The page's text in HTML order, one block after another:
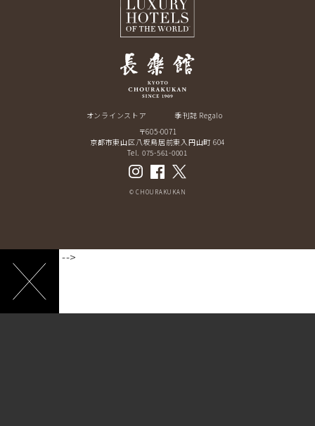
オンラインストア
季刊誌 Regalo
〒605-0071
京都市東山区八坂鳥居前東入円山町 604
Tel. 075-561-0001
© CHOURAKUKAN
-->